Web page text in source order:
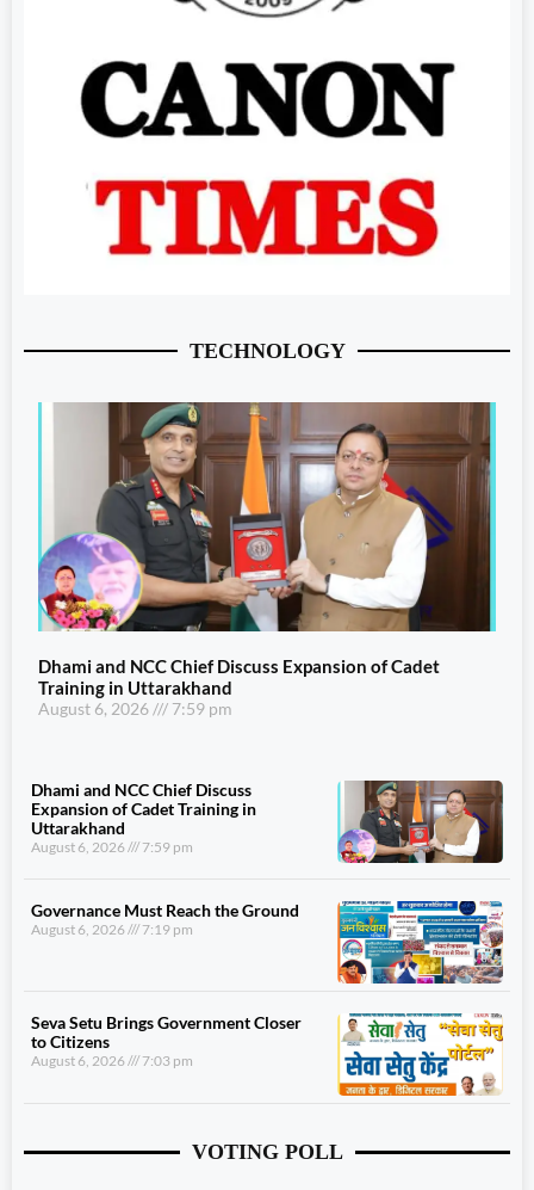
TECHNOLOGY
Dhami and NCC Chief Discuss Expansion of Cadet
Training in Uttarakhand
August 6, 2026 7:59 pm
Dhami and NCC Chief Discuss
Expansion of Cadet Training in
Uttarakhand
August 6, 2026 7:59 pm
Governance Must Reach the Ground
August 6, 2026 7:19 pm
Seva Setu Brings Government Closer
to Citizens
August 6, 2026 7:03 pm
VOTING POLL